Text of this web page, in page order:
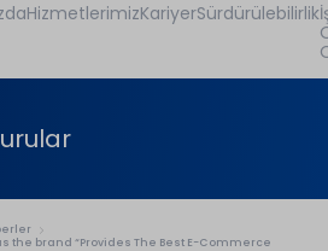
HizmetlerimizKariyerSürdürülebilirlik
the brand “Provides The Best E-Commerce